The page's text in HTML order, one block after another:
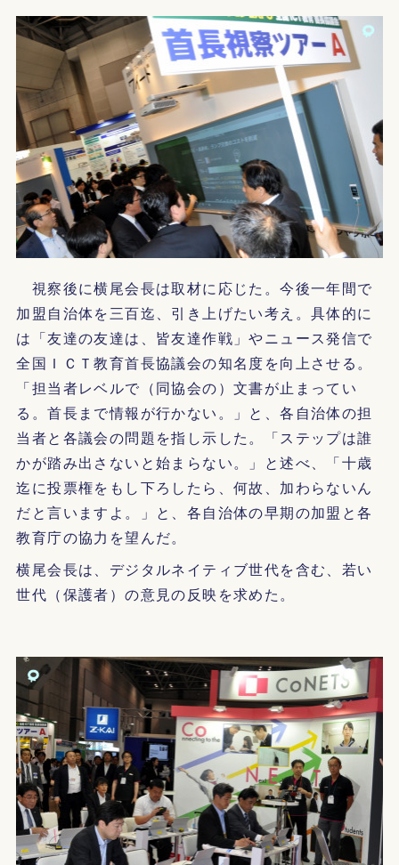
視察後に横尾会長は取材に応じた。今後一年間で
加盟自治体を三百迄、引き上げたい考え。具体的に
は「友達の友達は、皆友達作戦」やニュース発信で
全国ＩＣＴ教育首長協議会の知名度を向上させる。
「担当者レベルで（同協会の）文書が止まってい
る。首長まで情報が行かない。」と、各自治体の担
当者と各議会の問題を指し示した。「ステップは誰
かが踏み出さないと始まらない。」と述べ、「十歳
迄に投票権をもし下ろしたら、何故、加わらないん
だと言いますよ。」と、各自治体の早期の加盟と各
教育庁の協力を望んだ。
横尾会長は、デジタルネイティブ世代を含む、若い
世代（保護者）の意見の反映を求めた。